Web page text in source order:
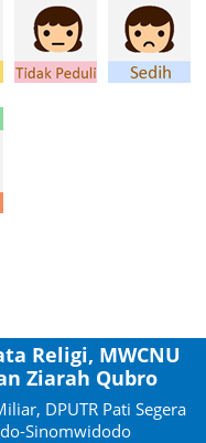
Religi, MWCNU
Ziarah Qubro
DPUTR Pati Segera
Sinomwidodo